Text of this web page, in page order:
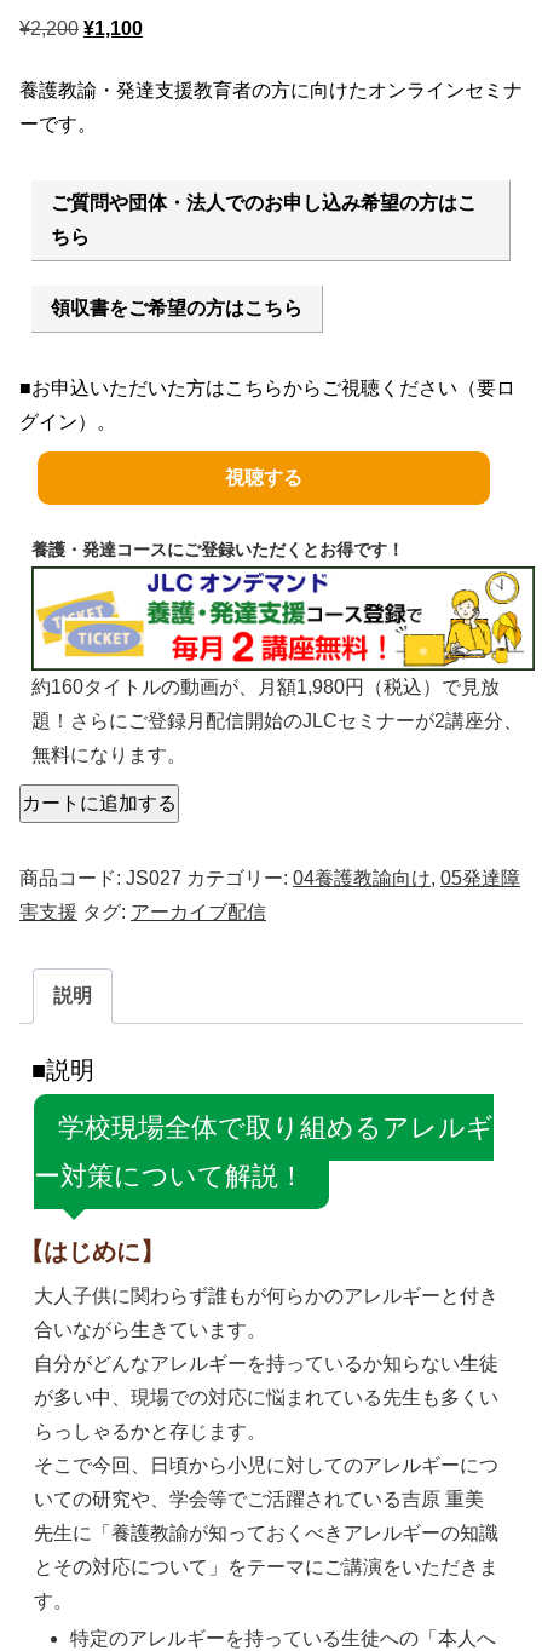
¥2,200 元
価
格
¥2,200
で
し
た。
¥1,100現
の
は
で
す。
養護教諭・発達支援教育者の方に向けたオンラインセミナ
ーです。
ご質問や団体・法人でのお申し込み希望の方はこ
ちら
領収書をご希望の方はこちら
■お申込いただいた方はこちらからご視聴ください（要ロ
グイン）。
視聴する
養護・発達コースにご登録いただくとお得です！
約160タイトルの動画が、月額1,980円（税込）で見放
題！さらにご登録月配信開始のJLCセミナーが2講座分、
無料になります。
カートに追加する
商品コード: JS027 カテゴリー: 04養護教諭向け, 05発達障
害支援 タグ: アーカイブ配信
説明
説明
学校現場全体で取り組めるアレルギ
ー対策について解説！
【はじめに】
大人子供に関わらず誰もが何らかのアレルギーと付き
合いながら生きています。
自分がどんなアレルギーを持っているか知らない生徒
が多い中、現場での対応に悩まれている先生も多くい
らっしゃるかと存じます。
そこで今回、日頃から小児に対してのアレルギーにつ
いての研究や、学会等でご活躍されている吉原 重美
先生に「養護教諭が知っておくべきアレルギーの知識
とその対応について」をテーマにご講演をいただきま
す。
特定のアレルギーを持っている生徒への「本人へ